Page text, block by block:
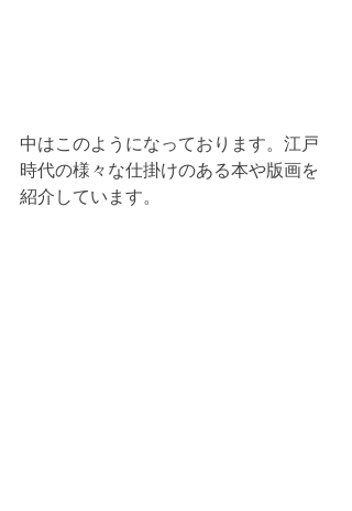
中はこのようになっております。江戸
時代の様々な仕掛けのある本や版画を
紹介しています。